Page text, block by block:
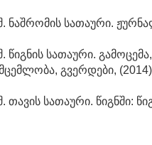
ნაშრომის სათაური.
წიგნის სათაური.
გვერდები,
თავის სათაური. წიგნში: